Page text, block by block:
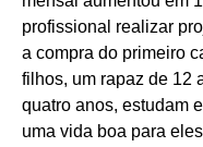
profissional realizar
a compra do primeiro
filhos, um rapaz de 12
quatro anos, estudam
uma vida boa para